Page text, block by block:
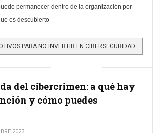
permanecer dentro de la organización por
es descubierto
PARA NO INVERTIR EN CIBERSEGURIDAD
del cibercrimen: a qué hay
y cómo puedes